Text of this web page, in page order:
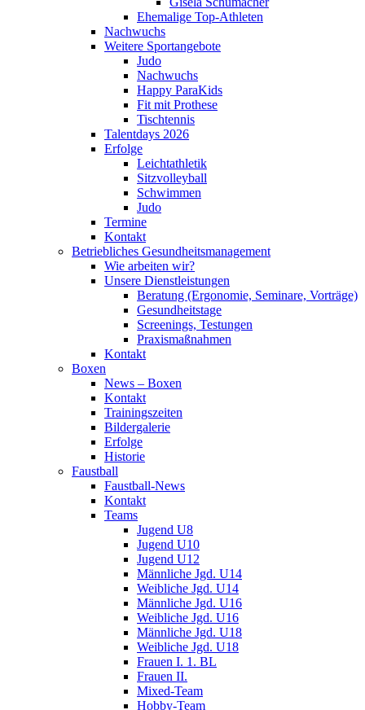
Ehemalige Top-Athleten
Nachwuchs
Weitere Sportangebote
Judo
Nachwuchs
Happy ParaKids
Fit mit Prothese
Tischtennis
Talentdays 2026
Erfolge
Leichtathletik
Sitzvolleyball
Schwimmen
Judo
Termine
Kontakt
Betriebliches Gesundheits­management
Wie arbeiten wir?
Unsere Dienstleistungen
Beratung (Ergonomie, Seminare, Vorträge)
Gesundheitstage
Screenings, Testungen
Praxismaßnahmen
Kontakt
Boxen
News – Boxen
Kontakt
Trainingszeiten
Bildergalerie
Erfolge
Historie
Faustball
Faustball-News
Kontakt
Teams
Jugend U8
Jugend U10
Jugend U12
Männliche Jgd. U14
Weibliche Jgd. U14
Männliche Jgd. U16
Weibliche Jgd. U16
Männliche Jgd. U18
Weibliche Jgd. U18
Frauen I. 1. BL
Frauen II.
Mixed-Team
Hobby-Team